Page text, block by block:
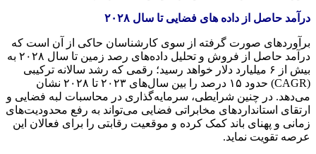
درآمد حاصل از داده های فضایی تا سال ۲۰۲۸
برآوردهای صورت گرفته از سوی کارشناسان حاکی از آن است که
درآمد حاصل از فروش و تحلیل داده‌های رصد زمین تا سال ۲۰۲۸ به
بیش از ۶ میلیارد دلار خواهد رسید؛ رقمی که رشد سالانه ترکیبی
(CAGR) حدود ۱۵ درصد را بین سال‌های ۲۰۲۳ تا ۲۰۲۸ نشان
می‌دهد. در چنین شرایطی، سرمایه‌گذاری در محاسبات لبه فضایی و
ارتقای استانداردهای مخابراتی فضایی می‌تواند به رفع محدودیت‌های
زمانی و پهنای باند کمک کرده و موقعیت رقابتی را برای فعالان این
عرصه تقویت نماید.